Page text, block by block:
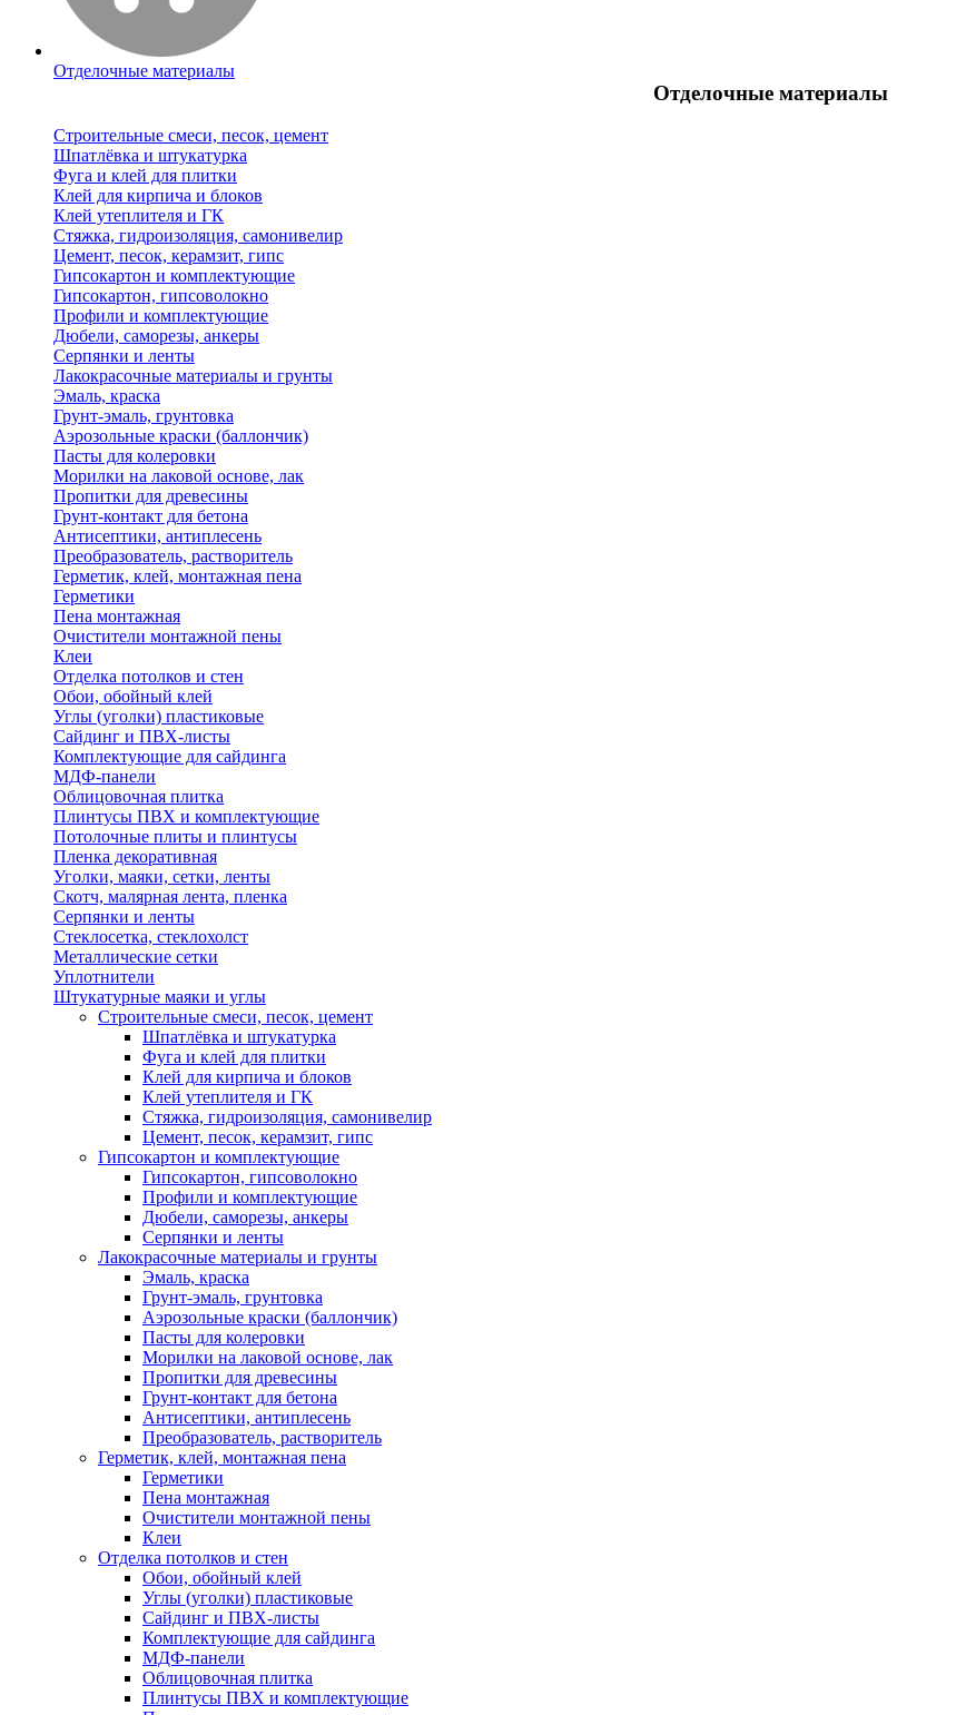
Отделочные материалы
Отделочные материалы
Строительные смеси, песок, цемент
Шпатлёвка и штукатурка
Фуга и клей для плитки
Клей для кирпича и блоков
Клей утеплителя и ГК
Стяжка, гидроизоляция, самонивелир
Цемент, песок, керамзит, гипс
Гипсокартон и комплектующие
Гипсокартон, гипсоволокно
Профили и комплектующие
Дюбели, саморезы, анкеры
Серпянки и ленты
Лакокрасочные материалы и грунты
Эмаль, краска
Грунт-эмаль, грунтовка
Аэрозольные краски (баллончик)
Пасты для колеровки
Морилки на лаковой основе, лак
Пропитки для древесины
Грунт-контакт для бетона
Антисептики, антиплесень
Преобразователь, растворитель
Герметик, клей, монтажная пена
Герметики
Пена монтажная
Очистители монтажной пены
Клеи
Отделка потолков и стен
Обои, обойный клей
Углы (уголки) пластиковые
Сайдинг и ПВХ-листы
Комплектующие для сайдинга
МДФ-панели
Облицовочная плитка
Плинтусы ПВХ и комплектующие
Потолочные плиты и плинтусы
Пленка декоративная
Уголки, маяки, сетки, ленты
Скотч, малярная лента, пленка
Серпянки и ленты
Стеклосетка, стеклохолст
Металлические сетки
Уплотнители
Штукатурные маяки и углы
Строительные смеси, песок, цемент
Шпатлёвка и штукатурка
Фуга и клей для плитки
Клей для кирпича и блоков
Клей утеплителя и ГК
Стяжка, гидроизоляция, самонивелир
Цемент, песок, керамзит, гипс
Гипсокартон и комплектующие
Гипсокартон, гипсоволокно
Профили и комплектующие
Дюбели, саморезы, анкеры
Серпянки и ленты
Лакокрасочные материалы и грунты
Эмаль, краска
Грунт-эмаль, грунтовка
Аэрозольные краски (баллончик)
Пасты для колеровки
Морилки на лаковой основе, лак
Пропитки для древесины
Грунт-контакт для бетона
Антисептики, антиплесень
Преобразователь, растворитель
Герметик, клей, монтажная пена
Герметики
Пена монтажная
Очистители монтажной пены
Клеи
Отделка потолков и стен
Обои, обойный клей
Углы (уголки) пластиковые
Сайдинг и ПВХ-листы
Комплектующие для сайдинга
МДФ-панели
Облицовочная плитка
Плинтусы ПВХ и комплектующие